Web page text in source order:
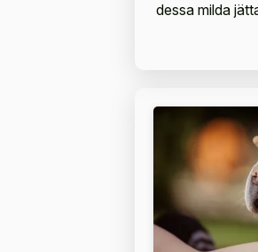
dessa milda